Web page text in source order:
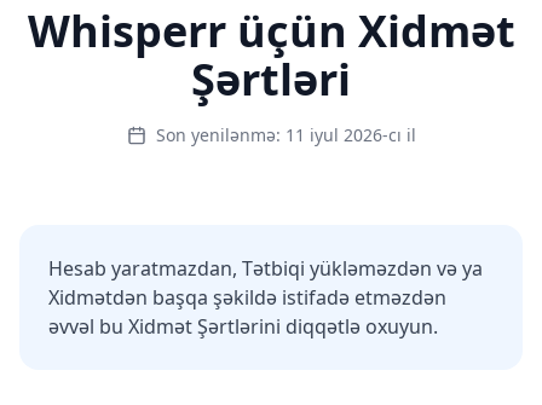
Whisperr üçün Xidmət
Şərtləri
Son yenilənmə: 11 iyul 2026-cı il
Hesab yaratmazdan, Tətbiqi yükləməzdən və ya
Xidmətdən başqa şəkildə istifadə etməzdən
əvvəl bu Xidmət Şərtlərini diqqətlə oxuyun.